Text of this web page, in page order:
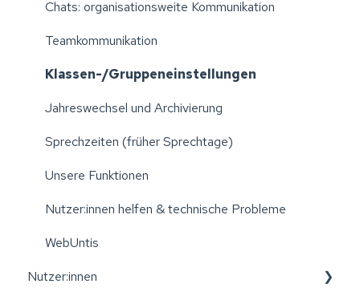
Administration: Schüler:innen/Kinder verwalten
Jahreswechsel: Klassen/Gruppen aktualisieren
Abwesenheitsmitteilungen und An-/Abwesenheiten
Sprechzeiten (früher "Sprechtage")
Mitteilungen
Chats
Klassen-/Gruppentagebuch
FoxPay
FoxPortfolio
Chats: organisationsweite Kommunikation
Teamkommunikation
Klassen-/Gruppeneinstellungen
Jahreswechsel und Archivierung
Sprechzeiten (früher Sprechtage)
Unsere Funktionen
Nutzer:innen helfen & technische Probleme
WebUntis
Nutzer:innen